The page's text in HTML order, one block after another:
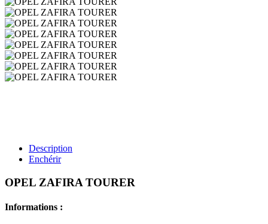
Description
Enchérir
OPEL ZAFIRA TOURER
Informations :